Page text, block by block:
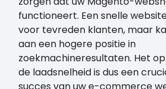
functioneert. Een snelle
voor tevreden klanten, maar
aan een hogere positie in
zoekmachineresultaten. Het
de laadsnelheid is dus een